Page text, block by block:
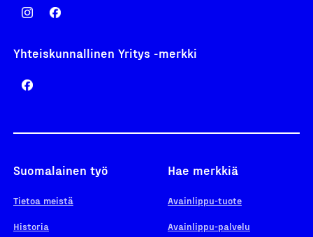
Yhteiskunnallinen Yritys -merkki
Suomalainen työ
Tietoa meistä
Historia
Hae merkkiä
Avainlippu-tuote
Avainlippu-palvelu